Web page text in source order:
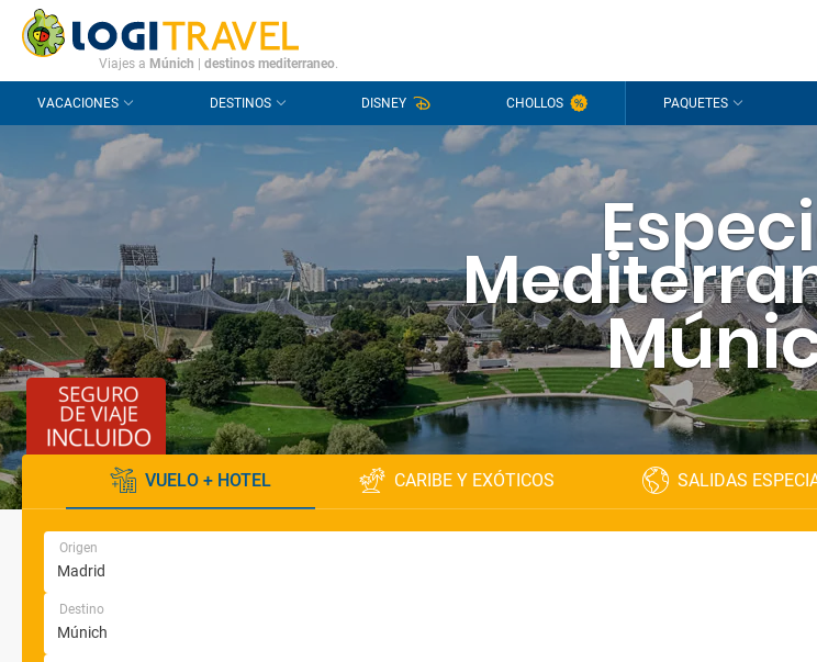
CONTACTO PREGUNTAS FRECUENTES
Viajes a Múnich destinos mediterraneo.
VACACIONES DESTINOS DISNEY CHOLLOS PAQUETES
VUELO + HOTEL CARIBE Y EXÓTICOS SALIDAS
Origen
Destino